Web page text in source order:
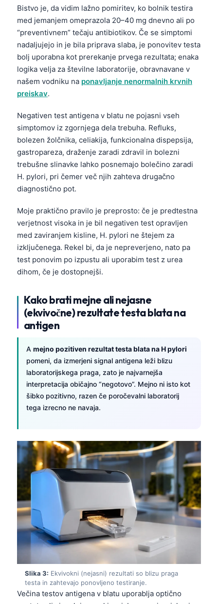
Bistvo je, da vidim lažno pomiritev, ko bolnik testira
med jemanjem omeprazola 20–40 mg dnevno ali po
“preventivnem” tečaju antibiotikov. Če se simptomi
nadaljujejo in je bila priprava slaba, je ponovitev testa
bolj uporabna kot prerekanje prvega rezultata; enaka
logika velja za številne laboratorije, obravnavane v
našem vodniku na ponavljanje nenormalnih krvnih
preiskav.
Negativen test antigena v blatu ne pojasni vseh
simptomov iz zgornjega dela trebuha. Refluks,
bolezen žolčnika, celiakija, funkcionalna dispepsija,
gastropareza, draženje zaradi zdravil in bolezni
trebušne slinavke lahko posnemajo bolečino zaradi
H. pylori, pri čemer več njih zahteva drugačno
diagnostično pot.
Moje praktično pravilo je preprosto: če je predtestna
verjetnost visoka in je bil negativen test opravljen
med zaviranjem kisline, H. pylori ne štejem za
izključenega. Rekel bi, da je nepreverjeno, nato pa
test ponovim po izpustu ali uporabim test z urea
dihom, če je dostopnejši.
Kako brati mejne ali nejasne
(ekvivočne) rezultate testa blata na
antigen
A mejno pozitiven rezultat testa blata na H pylori
pomeni, da izmerjeni signal antigena leži blizu
laboratorijskega praga, zato je najvarnejša
interpretacija običajno “negotovo”. Mejno ni isto kot
šibko pozitivno, razen če poročevalni laboratorij
tega izrecno ne navaja.
Slika 3: Ekvivokni (nejasni) rezultati so blizu praga
testa in zahtevajo ponovljeno testiranje.
Večina testov antigena v blatu uporablja optično